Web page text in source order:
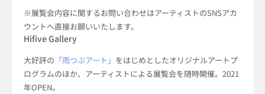
※展覧会内容に関するお問い合わせはアーティストのSNSアカ
ウントへ直接お願いいたします。
Hifive Gallery
大好評の 「雨つぶアート」 をはじめとしたオリジナルアートプ
ログラムのほか、アーティストによる展覧会を随時開催。2021
年OPEN。